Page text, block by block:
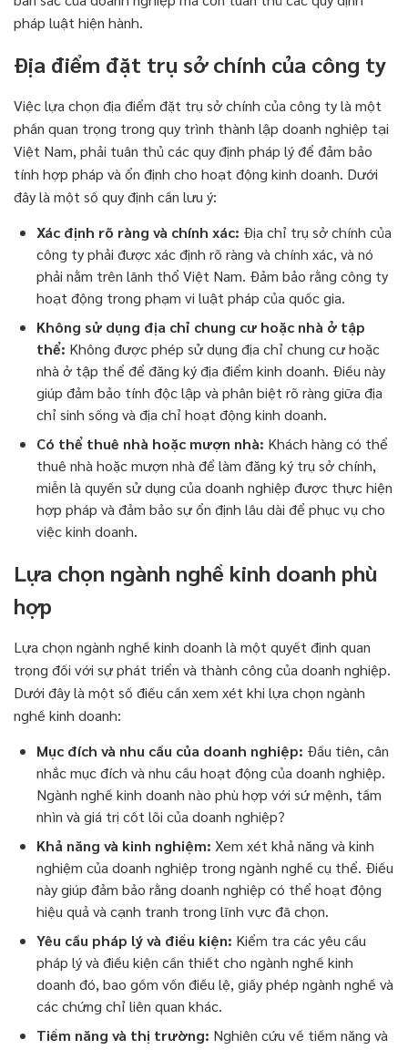
pháp luật hiện hành.
Địa điểm đặt trụ sở chính của công ty
Việc lựa chọn địa điểm đặt trụ sở chính của công ty là một
phần quan trọng trong quy trình thành lập doanh nghiệp tại
Việt Nam, phải tuân thủ các quy định pháp lý để đảm bảo
tính hợp pháp và ổn định cho hoạt động kinh doanh. Dưới
đây là một số quy định cần lưu ý:
Xác định rõ ràng và chính xác: Địa chỉ trụ sở chính của
công ty phải được xác định rõ ràng và chính xác, và nó
phải nằm trên lãnh thổ Việt Nam. Đảm bảo rằng công ty
hoạt động trong phạm vi luật pháp của quốc gia.
Không sử dụng địa chỉ chung cư hoặc nhà ở tập
thể: Không được phép sử dụng địa chỉ chung cư hoặc
nhà ở tập thể để đăng ký địa điểm kinh doanh. Điều này
giúp đảm bảo tính độc lập và phân biệt rõ ràng giữa địa
chỉ sinh sống và địa chỉ hoạt động kinh doanh.
Có thể thuê nhà hoặc mượn nhà: Khách hàng có thể
thuê nhà hoặc mượn nhà để làm đăng ký trụ sở chính,
miễn là quyền sử dụng của doanh nghiệp được thực hiện
hợp pháp và đảm bảo sự ổn định lâu dài để phục vụ cho
việc kinh doanh.
Lựa chọn ngành nghề kinh doanh phù
hợp
Lựa chọn ngành nghề kinh doanh là một quyết định quan
trọng đối với sự phát triển và thành công của doanh nghiệp.
Dưới đây là một số điều cần xem xét khi lựa chọn ngành
nghề kinh doanh:
Mục đích và nhu cầu của doanh nghiệp: Đầu tiên, cân
nhắc mục đích và nhu cầu hoạt động của doanh nghiệp.
Ngành nghề kinh doanh nào phù hợp với sứ mệnh, tầm
nhìn và giá trị cốt lõi của doanh nghiệp?
Khả năng và kinh nghiệm: Xem xét khả năng và kinh
nghiệm của doanh nghiệp trong ngành nghề cụ thể. Điều
này giúp đảm bảo rằng doanh nghiệp có thể hoạt động
hiệu quả và cạnh tranh trong lĩnh vực đã chọn.
Yêu cầu pháp lý và điều kiện: Kiểm tra các yêu cầu
pháp lý và điều kiện cần thiết cho ngành nghề kinh
doanh đó, bao gồm vốn điều lệ, giấy phép ngành nghề và
các chứng chỉ liên quan khác.
Tiềm năng và thị trường: Nghiên cứu về tiềm năng và